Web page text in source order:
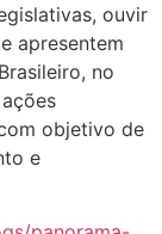
ouvir
apresentem
no
objetivo de
e